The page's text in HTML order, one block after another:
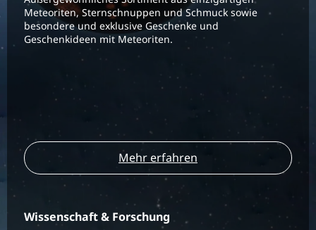
Meteoriten, Sternschnuppen und Schmuck sowie
besondere und exklusive Geschenke und
Geschenkideen mit Meteoriten.
Mehr erfahren
Wissenschaft & Forschung